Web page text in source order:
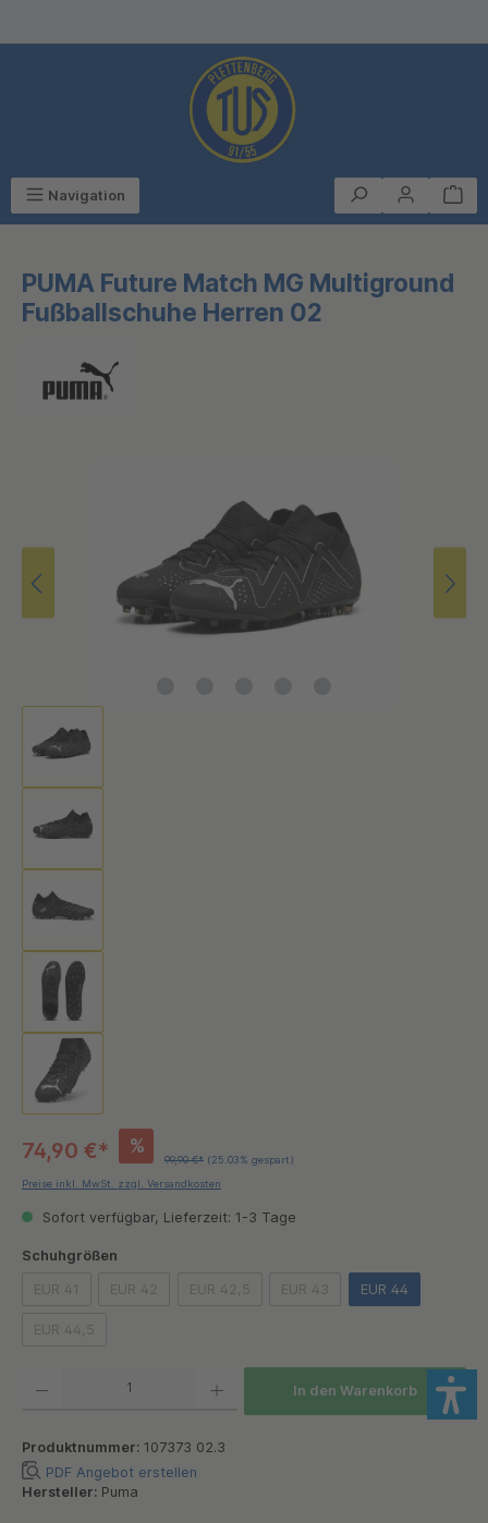
Navigation
PUMA Future Match MG Multiground
Fußballschuhe Herren 02
74,90 €* %
99,90 €* (25.03% gespart)
Preise inkl. MwSt. zzgl. Versandkosten
Sofort verfügbar, Lieferzeit: 1-3 Tage
Schuhgrößen
EUR 41(Diese Option ist zurzeit nicht verfügbar.)
EUR 42(Diese Option ist zurzeit nicht verfügbar.)
EUR 42,5(Diese Option ist zurzeit nicht verfügbar.)
EUR 43(Diese Option ist zurzeit nicht
EUR 44
EUR 44,5(Diese Option ist zurzeit nicht verfügbar.)
Produkt Anzahl: Gib den gewünschten Wert ein oder benutze die Schaltflächen um die
In den Warenkorb
Produktnummer: 107373 02.3
PDF Angebot erstellen
Hersteller: Puma